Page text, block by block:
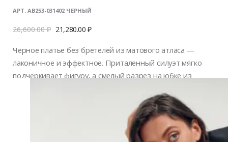
АРТ. AB253-031402 ЧЕРНЫЙ
26,600.00₽ 21,280.00 ₽
Черное платье без бретелей из матового атласа —
лаконичное и эффектное. Приталенный силуэт мягко
подчеркивает фигуру, а смелый разрез на юбке из
— длинный воздушный шарф, который можно
завязать, оставить свободным или вовсе снять.
Такое платье идеально подойдет для вечернего